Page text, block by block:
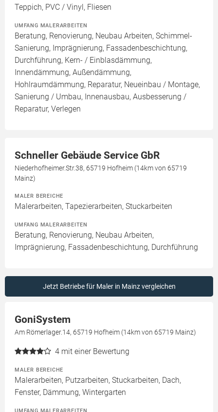
Teppich, PVC / Vinyl, Fliesen
UMFANG MALERARBEITEN
Beratung, Renovierung, Neubau Arbeiten, Schimmel-
Sanierung, Imprägnierung, Fassadenbeschichtung,
Durchführung, Kern- / Einblasdämmung,
Innendämmung, Außendämmung,
Hohlraumdämmung, Reparatur, Neueinbau / Montage,
Sanierung / Umbau, Innenausbau, Ausbesserung /
Reparatur, Verlegen
Schneller Gebäude Service GbR
Niederhofheimer.Str.38, 65719 Hofheim (14km von 65719
Mainz)
MALER BEREICHE
Malerarbeiten, Tapezierarbeiten, Stuckarbeiten
UMFANG MALERARBEITEN
Beratung, Renovierung, Neubau Arbeiten,
Imprägnierung, Fassadenbeschichtung, Durchführung
Jetzt Betriebe für Maler in Mainz vergleichen
GoniSystem
Am Römerlager.14, 65719 Hofheim (14km von 65719 Mainz)
4 mit einer Bewertung
MALER BEREICHE
Malerarbeiten, Putzarbeiten, Stuckarbeiten, Dach,
Fenster, Dämmung, Wintergarten
UMFANG MALERARBEITEN